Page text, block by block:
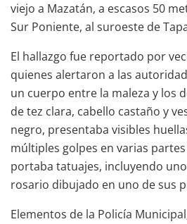
viejo a Mazatán, a escasos 50
Sur Poniente, al suroeste de
El hallazgo fue reportado por
quienes alertaron a las
un cuerpo entre la maleza y los
de tez clara, cabello castaño y
negro, presentaba visibles
múltiples golpes en varias
portaba tatuajes, incluyendo
rosario dibujado en uno de sus
Elementos de la Policía